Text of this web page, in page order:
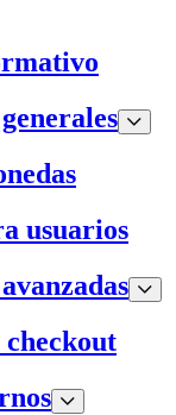
usuarios
checkout